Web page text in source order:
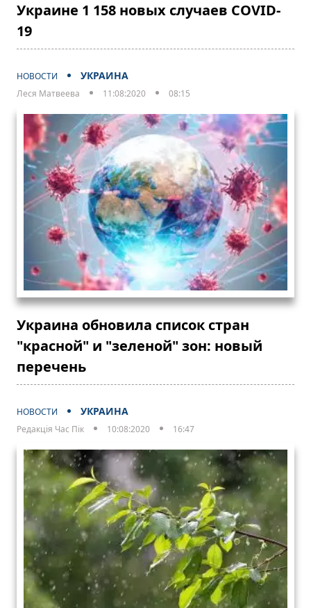
Украине 1 158 новых случаев COVID-
19
НОВОСТИ УКРАИНА
Леся Матвеева 11:08:2020 08:15
Украина обновила список стран
"красной" и "зеленой" зон: новый
перечень
НОВОСТИ УКРАИНА
Редакція Час Пік 10:08:2020 16:47